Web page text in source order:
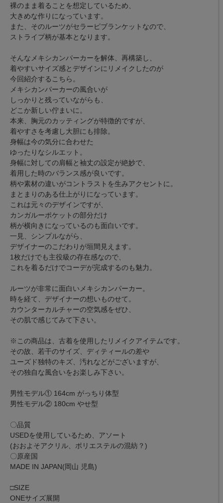
裸のまま着ることを想定しているため、
大きめな作りになっています。
また、そのルーツがセラーピブランケットなので、
ストライプ柄が基本となります。
そんなメキシカンパーカーを解体、再構築し、
着やすいサイズ感とデザインにリメイクしたのが
今回紹介するこちら。
メキシカンパーカーの風合いが
しっかりと残っていながらも、
どこか新しい佇まいに。
本来、胸元のカッティングが特徴的ですが、
着やすさを考慮し大胆にも排除。
身幅は今の気分に合わせた
ゆったりなシルエット。
身幅に対しての肩幅と袖丈の設定が絶妙で、
着用した時のバランス感が良いです。
柄や素材の違いがコントラストを生みアクセントに。
まとまりのある仕上がりになっています。
これは元々のデザインですが、
カンガルーポケットの部分だけ
柄が横向きになっているのも面白いです。
一見、シンプルながら、
デザイナーのこだわりが垣間見えます。
1枚だけでも主役級の存在感なので、
これを着るだけでコーデが完成するのも魅力。
ルーツが非常に面白いメキシカンパーカー。
時を経て、デザイナーの想いものせて。
カウンターカルチャーの空気感をぜひ、
その肌で感じてみて下さい。
※この商品は、古着を使用したリメイクアイテムです。
その故、若干のサイズ、ディティールの差や
ユーズド独特のキズ、汚れなどがございますが、
その独自な風合いをお楽しみ下さい。
男性モデル① 164cm がっちり体型
男性モデル② 180cm やせ型
〇品質
USEDを使用しているため、アソート
(おおよそアクリル、ポリエステルの混紡？)
〇原産国
MADE IN JAPAN(岡山 児島)
□SIZE
ONEサイズ展開